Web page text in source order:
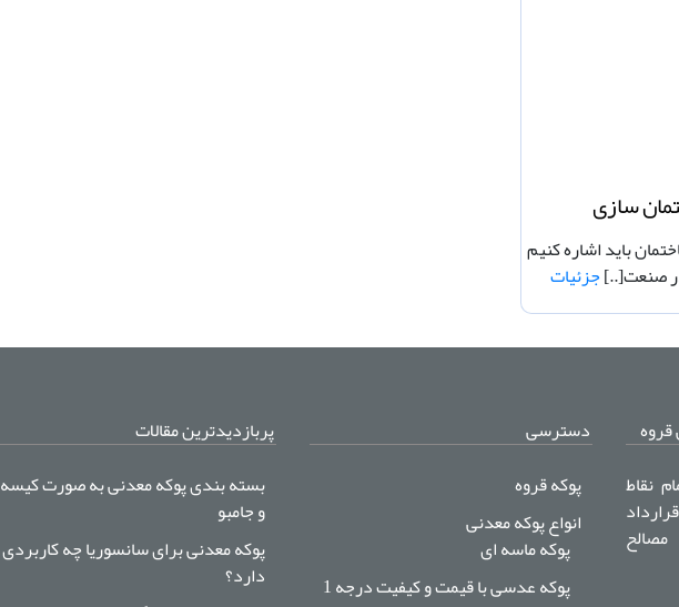
سازی
باید اشاره کنیم
صنعت[..]جزئیات
نقاط
دسترسی
پوکه قروه
انواع پوکه معدنی
پوکه ماسه ای
پوکه عدسی با قیمت و کیفیت درجه 1
پربازدیدترین مقالات
بسته بندی پوکه معدنی به صورت کیسه
و جامبو
پوکه معدنی برای سانسوریا چه کاربردی
دارد؟